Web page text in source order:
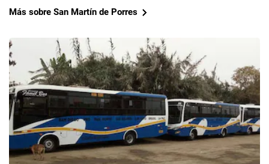
Más sobre San Martín de Porres